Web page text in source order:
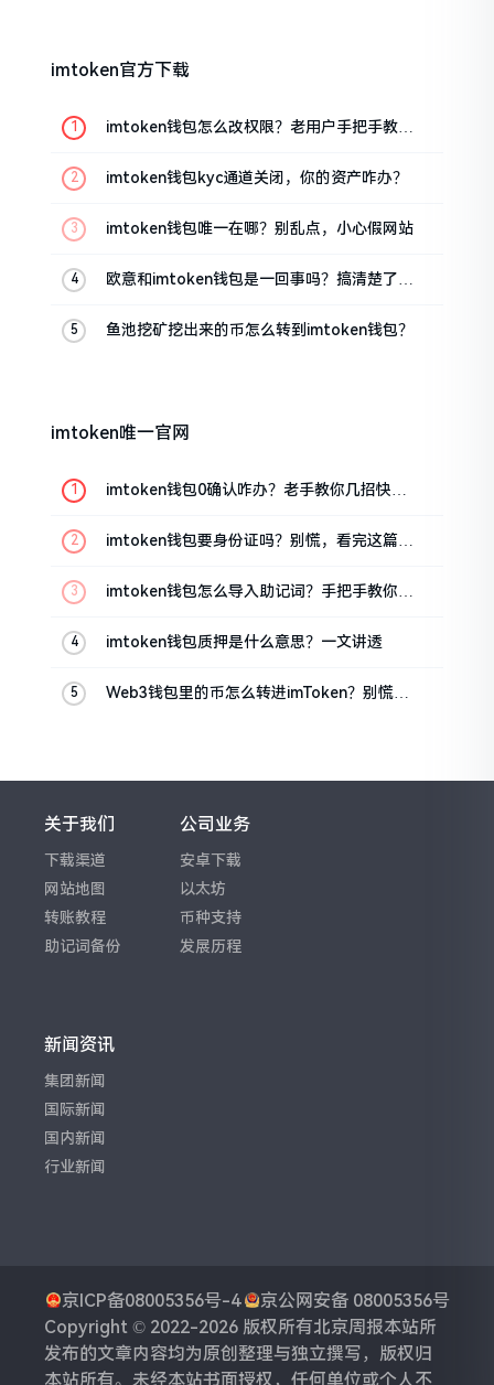
imtoken官方下载
imtoken钱包怎么改权限？老用户手把手教你
imtoken钱包kyc通道关闭，你的资产咋办？
imtoken钱包唯一在哪？别乱点，小心假网站
欧意和imtoken钱包是一回事吗？搞清楚了再
鱼池挖矿挖出来的币怎么转到imtoken钱包？
imtoken唯一官网
imtoken钱包0确认咋办？老手教你几招快速
imtoken钱包要身份证吗？别慌，看完这篇就
imtoken钱包怎么导入助记词？手把手教你找
imtoken钱包质押是什么意思？一文讲透
Web3钱包里的币怎么转进imToken？别慌，
关于我们
下载渠道
网站地图
转账教程
助记词备份
公司业务
安卓下载
以太坊
币种支持
发展历程
新闻资讯
集团新闻
国际新闻
国内新闻
行业新闻
京ICP备08005356号-4
京公网安备 08005356号
Copyright © 2022-2026 版权所有北京周报本站所
发布的文章内容均为原创整理与独立撰写，版权归
本站所有。未经本站书面授权，任何单位或个人不